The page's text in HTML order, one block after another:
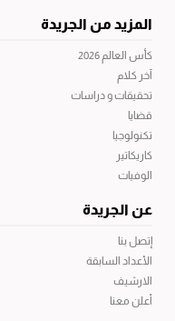
المزيد من الجريدة
كأس العالم 2026
آخر كلام
تحقيقات و دراسات
قضايا
تكنولوجيا
كاريكاتير
الوفيات
عن الجريدة
إتصل بنا
الأعداد السابقة
الارشيف
أعلن معنا